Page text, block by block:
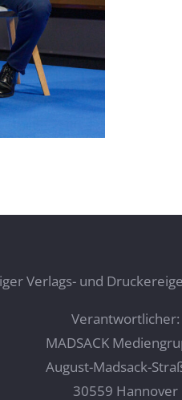
Verlags- und
Verantwortlicher:
MADSACK
August-Madsack-
30559 Hannover